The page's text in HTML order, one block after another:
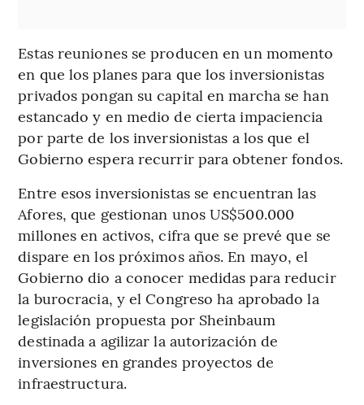
Estas reuniones se producen en un momento
en que los planes para que los inversionistas
privados pongan su capital en marcha se han
estancado y en medio de cierta impaciencia
por parte de los inversionistas a los que el
Gobierno espera recurrir para obtener fondos.
Entre esos inversionistas se encuentran las
Afores, que gestionan unos US$500.000
millones en activos, cifra que se prevé que se
dispare en los próximos años. En mayo, el
Gobierno dio a conocer medidas para reducir
la burocracia, y el Congreso ha aprobado la
legislación propuesta por Sheinbaum
destinada a agilizar la autorización de
inversiones en grandes proyectos de
infraestructura.